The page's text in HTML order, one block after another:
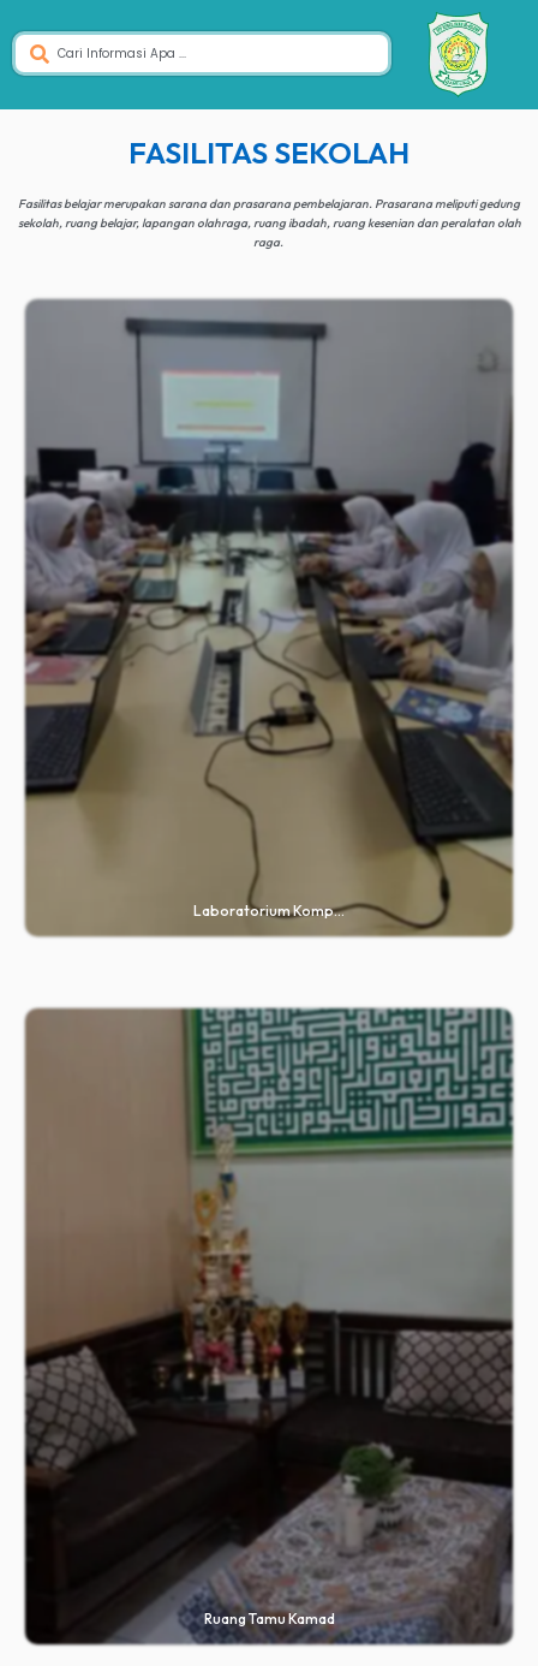
FASILITAS SEKOLAH
Fasilitas belajar merupakan sarana dan prasarana pembelajaran. Prasarana meliputi gedung
sekolah, ruang belajar, lapangan olahraga, ruang ibadah, ruang kesenian dan peralatan olah
raga.
Laboratorium Komp...
Ruang Tamu Kamad